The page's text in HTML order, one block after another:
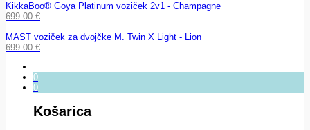
KikkaBoo® Goya Platinum voziček 2v1 - Champagne
699.00 €
MAST voziček za dvojčke M. Twin X Light - Lion
699.00 €
0
0
Košarica